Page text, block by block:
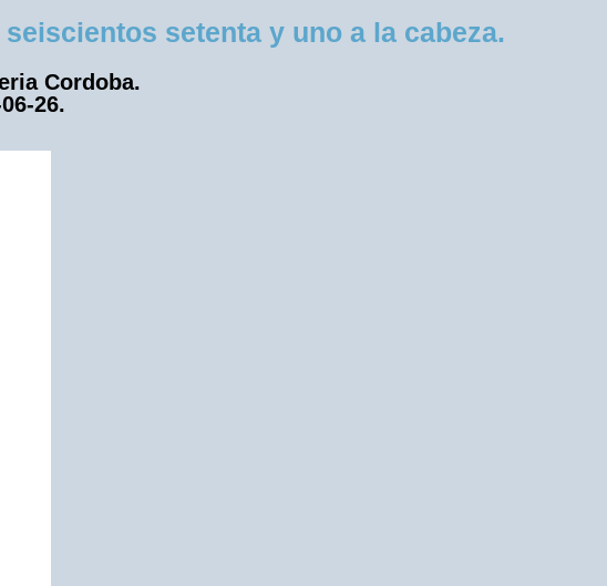
setenta y uno a la cabeza.
Cordoba.
26.